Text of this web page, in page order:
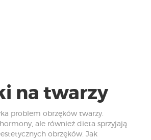
na twarzy
problem obrzęków twarzy.
ale również dieta sprzyjają
obrzęków. Jak